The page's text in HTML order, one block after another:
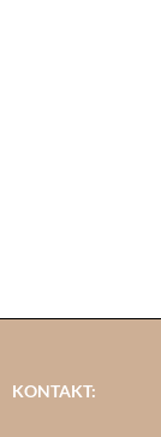
KONTAKT: